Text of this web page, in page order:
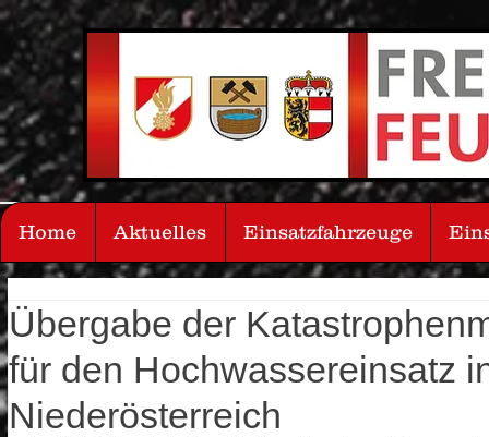
Übergabe der
für den Hochwassereinsatz
Niederösterreich
Home Aktuelles Einsatzfahrzeuge